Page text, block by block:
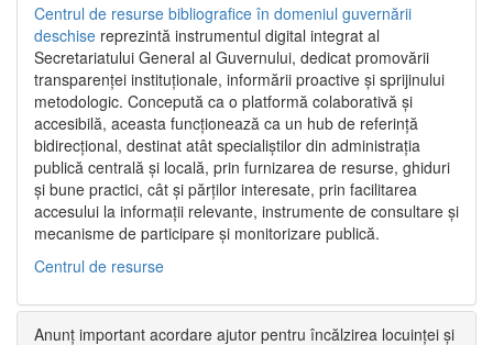
Centrul de resurse bibliografice în domeniul guvernării
deschise reprezintă instrumentul digital integrat al
Secretariatului General al Guvernului, dedicat promovării
transparenței instituționale, informării proactive și sprijinului
metodologic. Concepută ca o platformă colaborativă și
accesibilă, aceasta funcționează ca un hub de referință
bidirecțional, destinat atât specialiștilor din administrația
publică centrală și locală, prin furnizarea de resurse, ghiduri
și bune practici, cât și părților interesate, prin facilitarea
accesului la informații relevante, instrumente de consultare și
mecanisme de participare și monitorizare publică.
Centrul de resurse
Anunț important acordare ajutor pentru încălzirea locuinței și